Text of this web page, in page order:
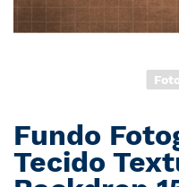
Saltar
para
o
Fundo
Tecido